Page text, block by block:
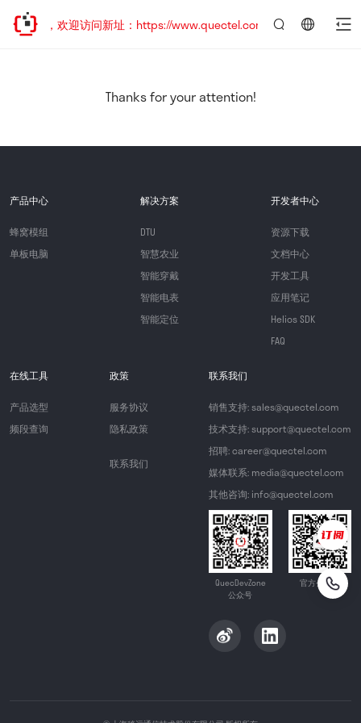
已迁移，欢迎访问新址：https://www.quectel.com.cn
Thanks for your attention!
产品中心
蜂窝模组
单板电脑
解决方案
DTU
智慧农业
智能穿戴
智能电表
智能定位
开发者中心
资源下载
文档中心
开发工具
应用笔记
Helios SDK
FAQ
在线工具
产品选型
频段查询
政策
服务协议
隐私政策
联系我们
联系我们
销售支持: sales@quectel.com
技术支持: support@quectel.com
招聘: career@quectel.com
媒体联系: media@quectel.com
其他咨询: info@quectel.com
QuecDevZone
公众号
官方公众号